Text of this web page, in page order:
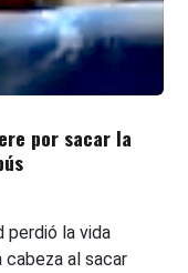
por sacar la
perdió la vida
al sacar